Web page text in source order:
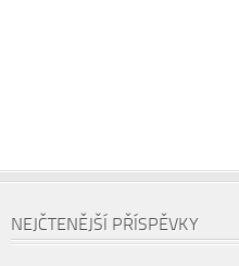
NEJČTENĚJŠÍ PŘÍSPĚVKY